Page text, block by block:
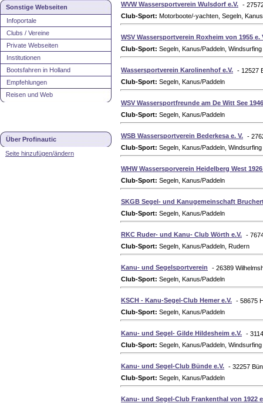
Sonstige Webseiten
Infoportale
Clubs / Vereine
Private Webseiten
Institutionen
Bootsfahren in Holland
Empfehlungen
Reisen und Web
Über Profinautic
Seite hinzufügen/ändern
WVW Wassersportverein Wulsdorf e.V. -
Club-Sport: Motorboote/-yachten, Segeln,
WSV Wassersportverein Roxheim von 1955 e.
Club-Sport: Segeln, Kanus/Paddeln, Windsurfing
Wassersportverein Karolinenhof e.V. - 12527
Club-Sport: Segeln, Kanus/Paddeln
WSV Wassersportfreunde am De Witt See
Club-Sport: Segeln, Kanus/Paddeln
WSB Wassersportverein Bederkesa e. V. -
Club-Sport: Segeln, Kanus/Paddeln, Windsurfing
WHW Wassersporverein Heidelberg West 1926
Club-Sport: Segeln, Kanus/Paddeln
SKGB Segel- und Kanugemeinschaft
Club-Sport: Segeln, Kanus/Paddeln
RKC Ruder- und Kanu- Club Wörth e.V. -
Club-Sport: Segeln, Kanus/Paddeln, Rudern
Kanu- und Segelsportverein
- 26389
Club-Sport: Segeln, Kanus/Paddeln
KSCH - Kanu-Segel-Club Hemer e.V. - 58675
Club-Sport: Segeln, Kanus/Paddeln
Kanu- und Segel- Gilde Hildesheim e.V. -
Club-Sport: Segeln, Kanus/Paddeln, Windsurfing
Kanu- und Segel-Club Bünde e.V. - 32257
Club-Sport: Segeln, Kanus/Paddeln
Kanu- und Segel-Club Frankenthal von 1922